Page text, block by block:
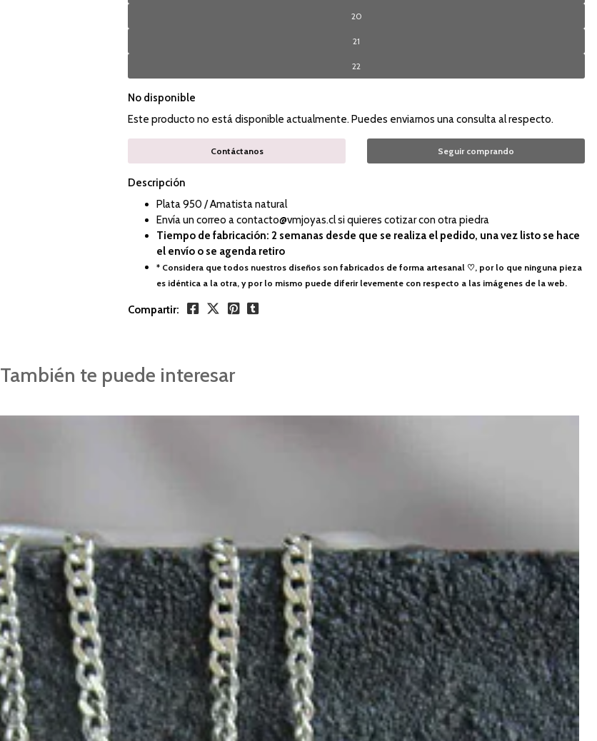
20
21
22
No disponible
Este producto no está disponible actualmente. Puedes enviarnos una consulta al respecto.
Contáctanos Seguir comprando
Descripción
Plata 950 / Amatista natural
Envía un correo a contacto@vmjoyas.cl si quieres cotizar con otra piedra
Tiempo de fabricación: 2 semanas desde que se realiza el pedido, una vez listo se hace
el envío o se agenda retiro
* Considera que todos nuestros diseños son fabricados de forma artesanal ♡, por lo que ninguna pieza
es idéntica a la otra, y por lo mismo puede diferir levemente con respecto a las imágenes de la web.
Compartir:
También te puede interesar